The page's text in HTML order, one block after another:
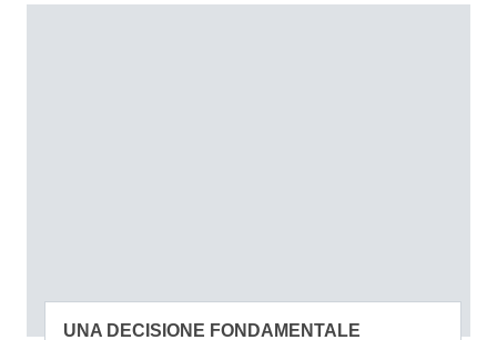
UNA DECISIONE FONDAMENTALE